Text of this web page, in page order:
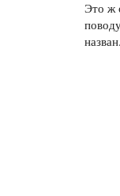
Это ж